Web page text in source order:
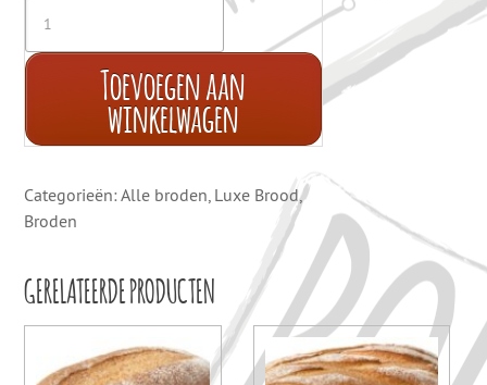
Toevoegen aan
winkelwagen
Categorieën:Alle broden, Luxe Brood,
Broden
GERELATEERDE PRODUCTEN